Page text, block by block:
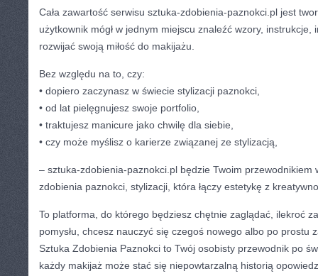
Cała zawartość serwisu sztuka-zdobienia-paznokci.pl jest
użytkownik mógł w jednym miejscu znaleźć wzory, instrukcje,
rozwijać swoją miłość do makijażu.
Bez względu na to, czy:
• dopiero zaczynasz w świecie stylizacji paznokci,
• od lat pielęgnujesz swoje portfolio,
• traktujesz manicure jako chwilę dla siebie,
• czy może myślisz o karierze związanej ze stylizacją,
– sztuka-zdobienia-paznokci.pl będzie Twoim przewodnikiem
zdobienia paznokci, stylizacji, która łączy estetykę z
To platforma, do którego będziesz chętnie zaglądać, ilekroć
pomysłu, chcesz nauczyć się czegoś nowego albo po prostu
Sztuka Zdobienia Paznokci to Twój osobisty przewodnik po
każdy makijaż może stać się niepowtarzalną historią